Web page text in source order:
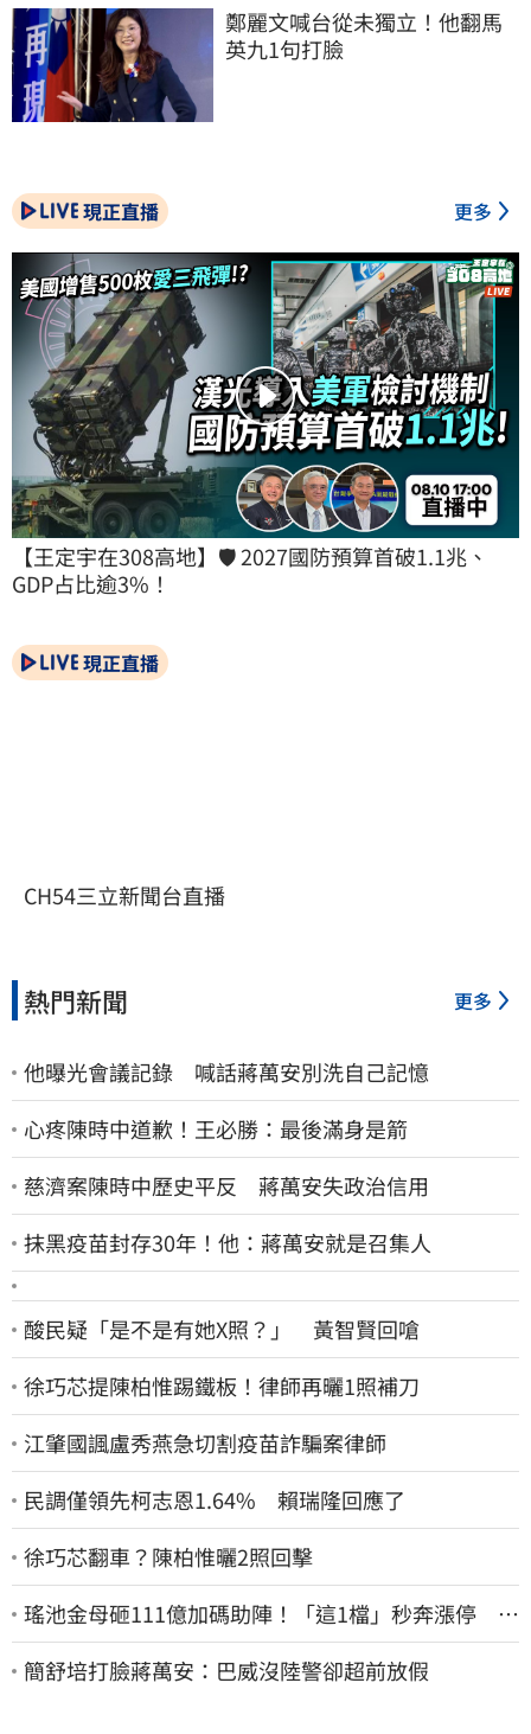
鄭麗文喊台從未獨立！他翻馬
英九1句打臉
現正直播 更多
【王定宇在308高地】🛡️ 2027國防預算首破1.1兆、
GDP占比逾3%！
現正直播
CH54三立新聞台直播
熱門新聞 更多
他曝光會議記錄 喊話蔣萬安別洗自己記憶
心疼陳時中道歉！王必勝：最後滿身是箭
慈濟案陳時中歷史平反 蔣萬安失政治信用
抹黑疫苗封存30年！他：蔣萬安就是召集人
酸民疑「是不是有她X照？」 黃智賢回嗆
徐巧芯提陳柏惟踢鐵板！律師再曬1照補刀
江肇國諷盧秀燕急切割疫苗詐騙案律師
民調僅領先柯志恩1.64% 賴瑞隆回應了
徐巧芯翻車？陳柏惟曬2照回擊
瑤池金母砸111億加碼助陣！「這1檔」秒奔漲停 帶
領散熱雙雄點火
簡舒培打臉蔣萬安：巴威沒陸警卻超前放假